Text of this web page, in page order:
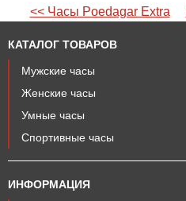
<< Часы Poedagar Extra
КАТАЛОГ ТОВАРОВ
Мужские часы
Женские часы
Умные часы
Спортивные часы
ИНФОРМАЦИЯ